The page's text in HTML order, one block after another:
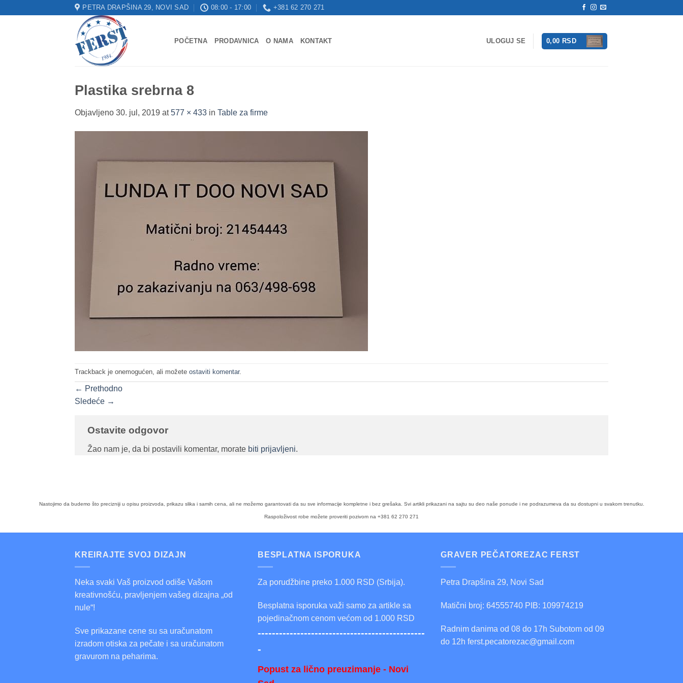
PETRA DRAPŠINA 29, NOVI SAD 08:00 - 17:00 +381 62 270 271
POČETNA PRODAVNICA O NAMA KONTAKT ULOGUJ SE 0,00 RSD
Plastika srebrna 8
Objavljeno 30. jul, 2019 at577 × 433 in Table za firme
Trackback je onemogućen, ali možete ostaviti komentar.
← Prethodno
Sledeće →
Ostavite odgovor
Žao nam je, da bi postavili komentar, morate biti prijavljeni.
Nastojimo da budemo što precizniji u opisu proizvoda, prikazu slika i samih cena, ali ne možemo garantovati da su sve informacije kompletne i bez grešaka. Svi artikli prikazani na sajtu su deo naše ponude i ne podrazumeva da su dostupni u svakom trenutku.
Raspoloživost robe možete proveriti pozivom na +381 62 270 271
KREIRAJTE SVOJ DIZAJN
Neka svaki Vaš proizvod odiše Vašom
kreativnošću, pravljenjem vašeg dizajna „od
nule“!
Sve prikazane cene su sa uračunatom
izradom otiska za pečate i sa uračunatom
gravurom na peharima.
BESPLATNA ISPORUKA
Za porudžbine preko 1.000 RSD (Srbija).
Besplatna isporuka važi samo za artikle sa
pojedinačnom cenom većom od 1.000 RSD
-----------------------------------------------
-
Popust za lično preuzimanje - Novi
GRAVER PEČATOREZAC FERST
Petra Drapšina 29, Novi Sad
Matični broj: 64555740 PIB: 109974219
Radnim danima od 08 do 17h Subotom od 09
do 12h ferst.pecatorezac@gmail.com